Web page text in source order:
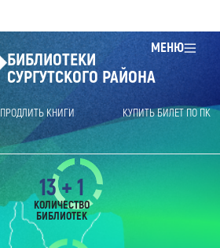
МЕНЮ
БИБЛИОТЕКИ
СУРГУТСКОГО РАЙОНА
ПРОДЛИТЬ КНИГИ КУПИТЬ БИЛЕТ ПО ПК
13 + 1
КОЛИЧЕСТВО
БИБЛИОТЕК